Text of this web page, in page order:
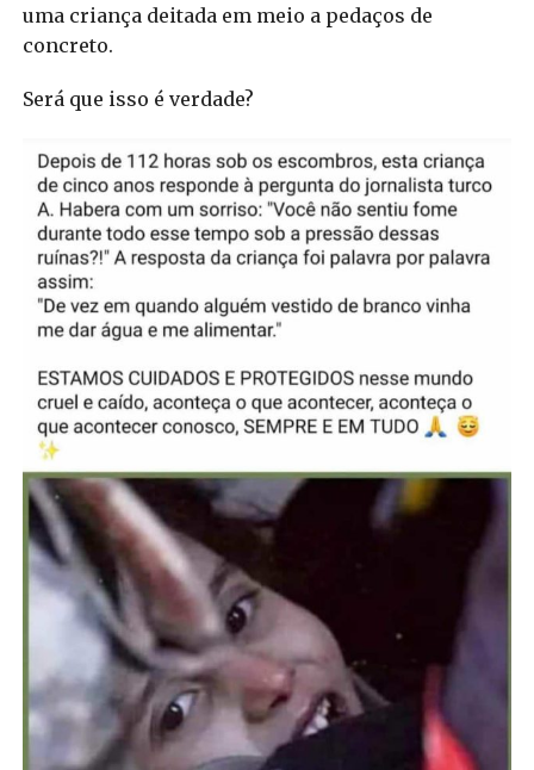
uma criança deitada em meio a pedaços de
concreto.
Será que isso é verdade?